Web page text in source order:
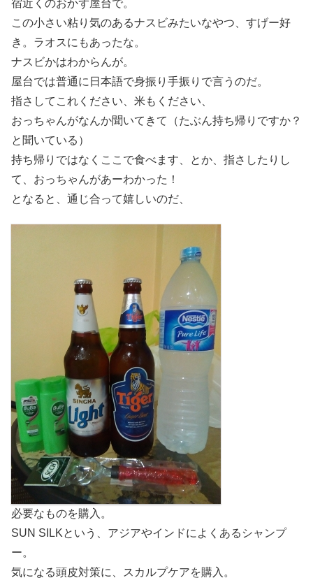
宿近くのおかず屋台で。
この小さい粘り気のあるナスビみたいなやつ、すげー好
き。ラオスにもあったな。
ナスビかはわからんが。
屋台では普通に日本語で身振り手振りで言うのだ。
指さしてこれください、米もください、
おっちゃんがなんか聞いてきて（たぶん持ち帰りですか？
と聞いている）
持ち帰りではなくここで食べます、とか、指さしたりし
て、おっちゃんがあーわかった！
となると、通じ合って嬉しいのだ、
必要なものを購入。
SUN SILKという、アジアやインドによくあるシャンプ
ー。
気になる頭皮対策に、スカルプケアを購入。